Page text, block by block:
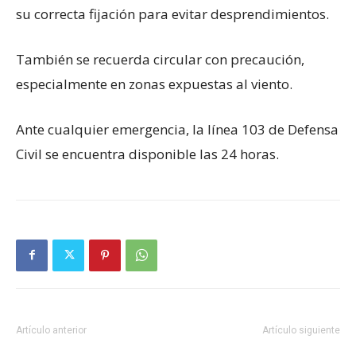
su correcta fijación para evitar desprendimientos.
También se recuerda circular con precaución,
especialmente en zonas expuestas al viento.
Ante cualquier emergencia, la línea 103 de Defensa
Civil se encuentra disponible las 24 horas.
Artículo anterior Artículo siguiente